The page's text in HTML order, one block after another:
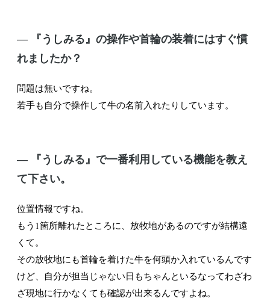
― 『うしみる』の操作や首輪の装着にはすぐ慣
れましたか？
問題は無いですね。
若手も自分で操作して牛の名前入れたりしています。
― 『うしみる』で一番利用している機能を教え
て下さい。
位置情報ですね。
もう1箇所離れたところに、放牧地があるのですが結構遠
くて。
その放牧地にも首輪を着けた牛を何頭か入れているんです
けど、自分が担当じゃない日もちゃんといるなってわざわ
ざ現地に行かなくても確認が出来るんですよね。